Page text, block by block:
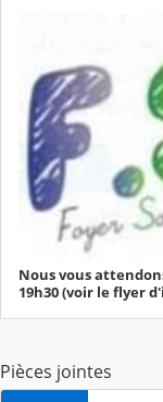
Nous vous
19h30 (voir le flyer
Pièces jointes